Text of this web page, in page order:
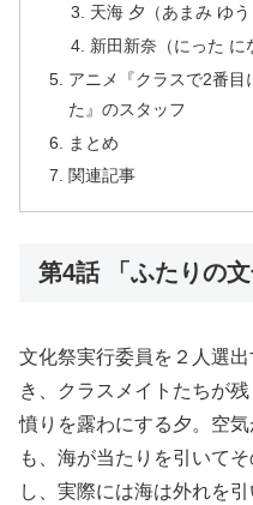
天海 夕（あまみ ゆ
新田新奈（にった に
アニメ『クラスで2番目
た』のスタッフ
まとめ
関連記事
第4話 「ふたりの
文化祭実行委員を２人選
き、クラスメイトたちが
憤りを露わにする夕。空
も、海が当たりを引いて
し、実際には海は外れを